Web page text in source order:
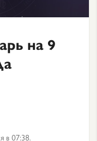
на 9
в 07:38.